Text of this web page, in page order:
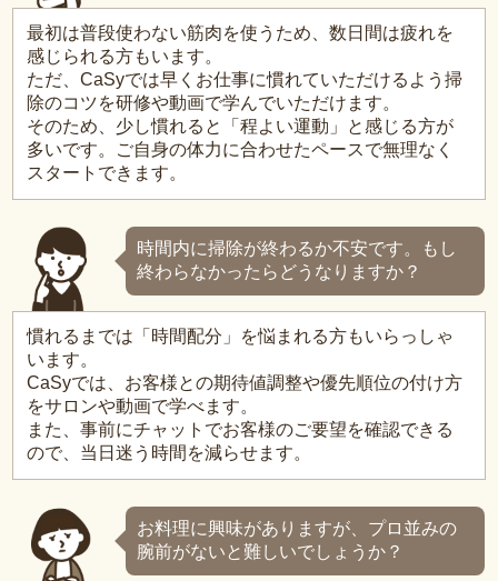
最初は普段使わない筋肉を使うため、数日間は疲れを
感じられる方もいます。
ただ、CaSyでは早くお仕事に慣れていただけるよう掃
除のコツを研修や動画で学んでいただけます。
そのため、少し慣れると「程よい運動」と感じる方が
多いです。ご自身の体力に合わせたペースで無理なく
スタートできます。
時間内に掃除が終わるか不安です。もし
終わらなかったらどうなりますか？
慣れるまでは「時間配分」を悩まれる方もいらっしゃ
います。
CaSyでは、お客様との期待値調整や優先順位の付け方
をサロンや動画で学べます。
また、事前にチャットでお客様のご要望を確認できる
ので、当日迷う時間を減らせます。
お料理に興味がありますが、プロ並みの
腕前がないと難しいでしょうか？